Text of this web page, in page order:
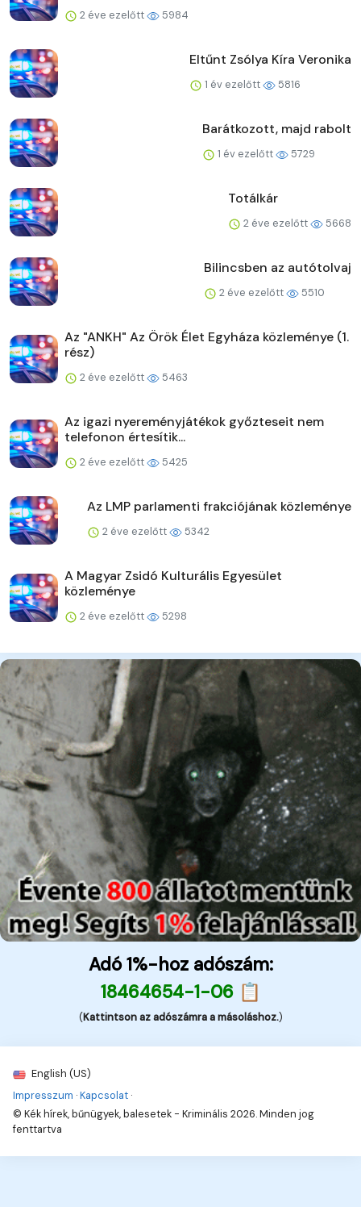
2 éve ezelőtt 5984
Eltűnt Zsólya Kíra Veronika
1 év ezelőtt 5816
Barátkozott, majd rabolt
1 év ezelőtt 5729
Totálkár
2 éve ezelőtt 5668
Bilincsben az autótolvaj
2 éve ezelőtt 5510
Az "ANKH" Az Örök Élet Egyháza közleménye (1.
rész)
2 éve ezelőtt 5463
Az igazi nyereményjátékok győzteseit nem
telefonon értesítik...
2 éve ezelőtt 5425
Az LMP parlamenti frakciójának közleménye
2 éve ezelőtt 5342
A Magyar Zsidó Kulturális Egyesület
közleménye
2 éve ezelőtt 5298
Adó 1%-hoz adószám:
18464654-1-06 📋
(Kattintson az adószámra a másoláshoz.)
English (US)
Impresszum ·Kapcsolat ·
© Kék hírek, bűnügyek, balesetek - Kriminális 2026. Minden jog
fenttartva